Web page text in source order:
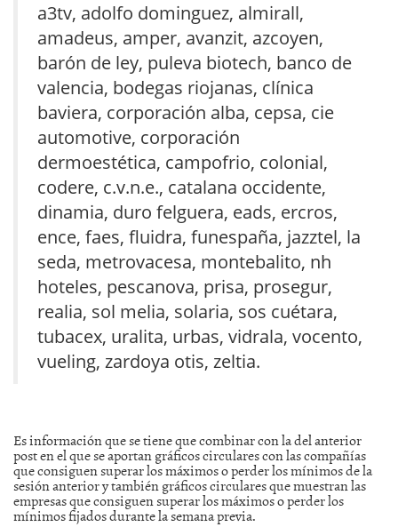
a3tv, adolfo dominguez, almirall,
amadeus, amper, avanzit, azcoyen,
barón de ley, puleva biotech, banco de
valencia, bodegas riojanas, clínica
baviera, corporación alba, cepsa, cie
automotive, corporación
dermoestética, campofrio, colonial,
codere, c.v.n.e., catalana occidente,
dinamia, duro felguera, eads, ercros,
ence, faes, fluidra, funespaña, jazztel, la
seda, metrovacesa, montebalito, nh
hoteles, pescanova, prisa, prosegur,
realia, sol melia, solaria, sos cuétara,
tubacex, uralita, urbas, vidrala, vocento,
vueling, zardoya otis, zeltia.
Es información que se tiene que combinar con la del anterior
post en el que se aportan gráficos circulares con las compañías
que consiguen superar los máximos o perder los mínimos de la
sesión anterior y también gráficos circulares que muestran las
empresas que consiguen superar los máximos o perder los
mínimos fijados durante la semana previa.